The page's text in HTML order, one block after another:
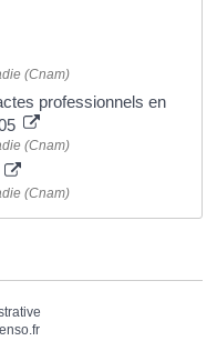
(Cnam)
professionnels en
(Cnam)
(Cnam)